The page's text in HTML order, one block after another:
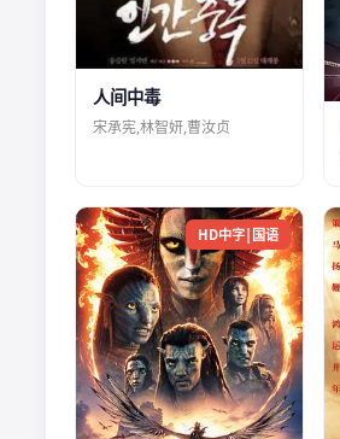
人间中毒
宋承宪,林智妍,曹汝贞
HD中字|国语